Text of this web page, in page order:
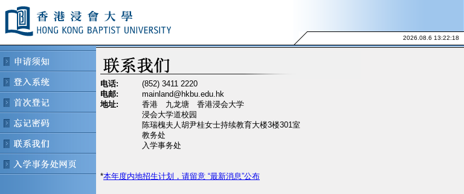
2026.08.6 13:22:18
电话:
(852) 3411 2220
电邮:
mainland@hkbu.edu.hk
地址:
香港 九龙塘 香港浸会大学
浸会大学道校园
陈瑞槐夫人胡尹桂女士持续教育大楼3楼301室
教务处
入学事务处
*本年度内地招生计划，请留意 “最新消息”公布